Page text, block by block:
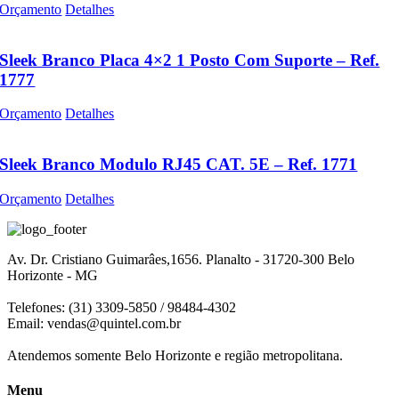
Orçamento Detalhes
Sleek Branco Placa 4×2 1 Posto Com Suporte – Ref.
1777
Orçamento Detalhes
Sleek Branco Modulo RJ45 CAT. 5E – Ref. 1771
Orçamento Detalhes
Av. Dr. Cristiano Guimarâes,1656. Planalto - 31720-300 Belo
Horizonte - MG
Telefones: (31) 3309-5850 / 98484-4302
Email: vendas@quintel.com.br
Atendemos somente Belo Horizonte e região metropolitana.
Menu